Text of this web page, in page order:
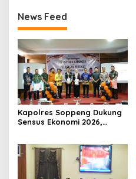
News Feed
Kapolres Soppeng Dukung
Sensus Ekonomi 2026,
Pembangunan Daerah